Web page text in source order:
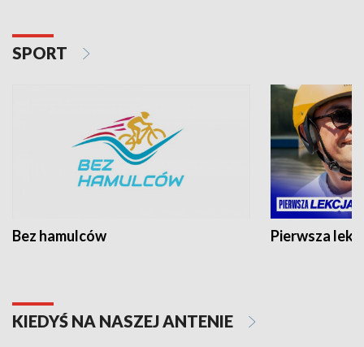
SPORT
Bez hamulców Pierwsza
KIEDYŚ NA NASZEJ ANTENIE